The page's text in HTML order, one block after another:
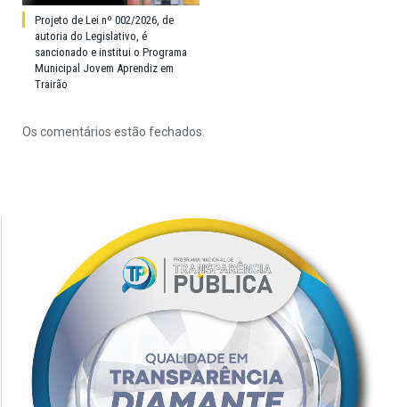
Projeto de Lei nº 002/2026, de
autoria do Legislativo, é
sancionado e institui o Programa
Municipal Jovem Aprendiz em
Trairão
Os comentários estão fechados.